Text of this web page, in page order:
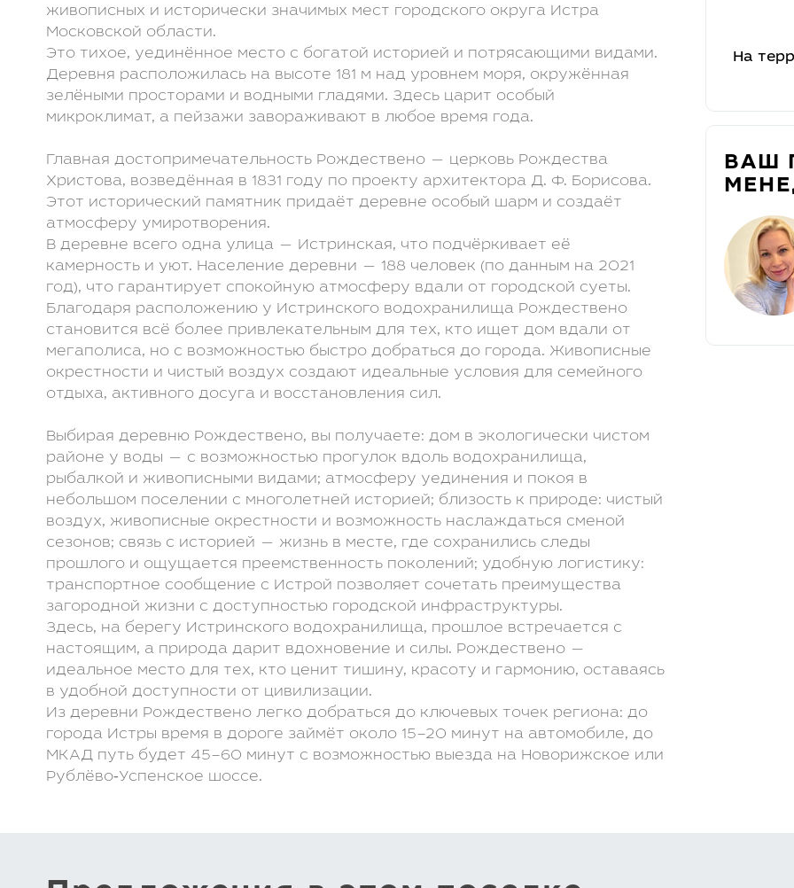
Видеообзоры:
живописных и исторически значимых мест городского округа Истра
Московской области.
Это тихое, уединённое место с богатой историей и потрясающими видами.
Деревня расположилась на высоте 181 м над уровнем моря, окружённая
зелёными просторами и водными гладями. Здесь царит особый
микроклимат, а пейзажи завораживают в любое время года.
Главная достопримечательность Рождествено — церковь Рождества
Христова, возведённая в 1831 году по проекту архитектора Д. Ф. Борисова.
Этот исторический памятник придаёт деревне особый шарм и создаёт
атмосферу умиротворения.
В деревне всего одна улица — Истринская, что подчёркивает её
камерность и уют. Население деревни — 188 человек (по данным на 2021
год), что гарантирует спокойную атмосферу вдали от городской суеты.
Благодаря расположению у Истринского водохранилища Рождествено
становится всё более привлекательным для тех, кто ищет дом вдали от
мегаполиса, но с возможностью быстро добраться до города. Живописные
окрестности и чистый воздух создают идеальные условия для семейного
отдыха, активного досуга и восстановления сил.
Выбирая деревню Рождествено, вы получаете: дом в экологически чистом
районе у воды — с возможностью прогулок вдоль водохранилища,
рыбалкой и живописными видами; атмосферу уединения и покоя в
небольшом поселении с многолетней историей; близость к природе: чистый
воздух, живописные окрестности и возможность наслаждаться сменой
сезонов; связь с историей — жизнь в месте, где сохранились следы
прошлого и ощущается преемственность поколений; удобную логистику:
транспортное сообщение с Истрой позволяет сочетать преимущества
загородной жизни с доступностью городской инфраструктуры.
Здесь, на берегу Истринского водохранилища, прошлое встречается с
настоящим, а природа дарит вдохновение и силы. Рождествено —
идеальное место для тех, кто ценит тишину, красоту и гармонию, оставаясь
в удобной доступности от цивилизации.
Из деревни Рождествено легко добраться до ключевых точек региона: до
города Истры время в дороге займёт около 15–20 минут на автомобиле, до
МКАД путь будет 45–60 минут с возможностью выезда на Новорижское или
Рублёво‑Успенское шоссе.
На
ВАШ